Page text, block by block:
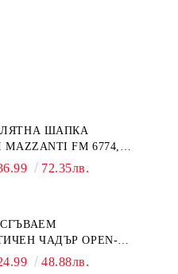
ШАПКА
MAZZANTI FM 6774,
ЖЪЛТО ЦВЕТЕ
72.35лв.
ЧАДЪР OPEN-
TECHNOLOGY
48.88лв.